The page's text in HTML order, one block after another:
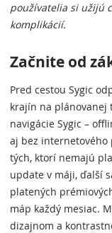
používatelia si užijú
komplikácií.
Začnite od
Pred cestou Sygic
krajín na plánovanej
navigácie Sygic –
aj bez internetového
tých, ktorí nemajú
update v máji, ďalší
platených
máp každý mesiac.
dizajnom a